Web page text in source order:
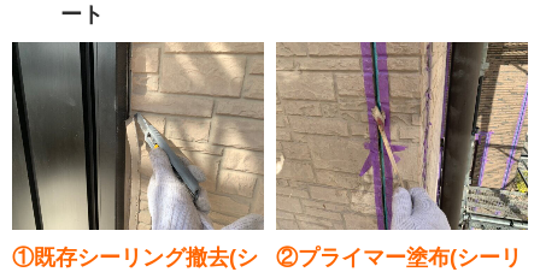
ート
①既存シーリング撤去(シ
②プライマー塗布(シーリ